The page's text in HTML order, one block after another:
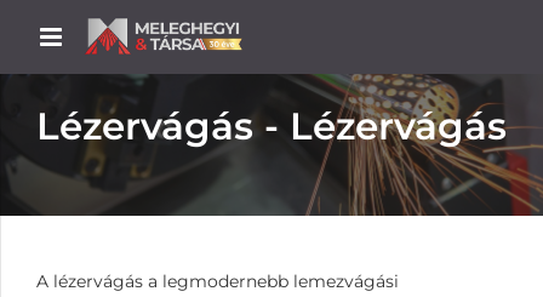
Lézervágás - Lézervágás
A lézervágás a legmodernebb lemezvágási